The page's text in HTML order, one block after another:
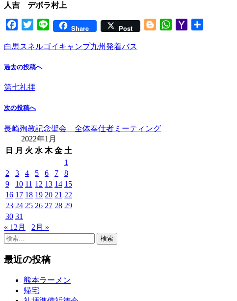
人吉 デボラ村上
Facebook
TwitterLine Share Post BloggerWhatsApp
Yahoo
白馬スネルゴイキャンプ九州発着バス
過去の投稿へ
第七礼拝
次の投稿へ
長崎殉教記念聖会 全体奉仕者ミーティング
2022年1月
日
月 火 水 木 金 土
1
2
3 4 5 6 7
8
9
10 11 12 13 14 15
16 17 18 19 20 21 22
23 24 25 26 27 28 29
30 31
« 12月
2月 »
検
最近の投稿
熊本ラーメン
帰宅